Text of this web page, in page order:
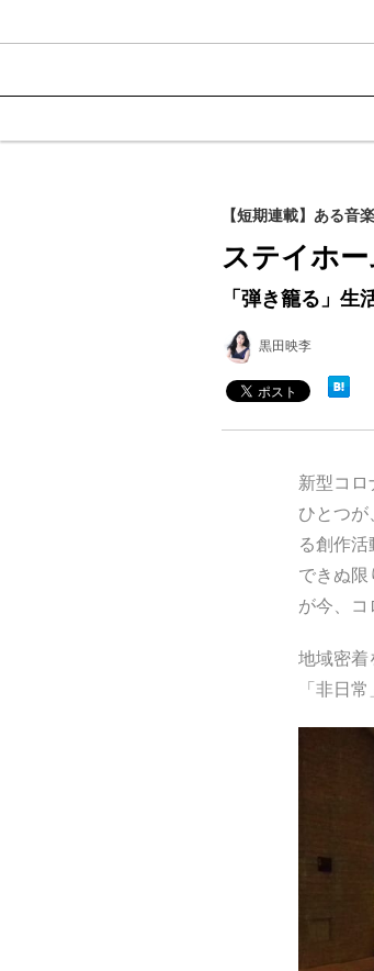
【短期連載】ある音
ステイホ
「弾き籠る」生
黒田映李
新型コロ
ひとつ
る創作
できぬ限
が今、コ
地域密着
「非日